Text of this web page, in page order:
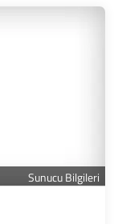
Sunucu Bilgileri